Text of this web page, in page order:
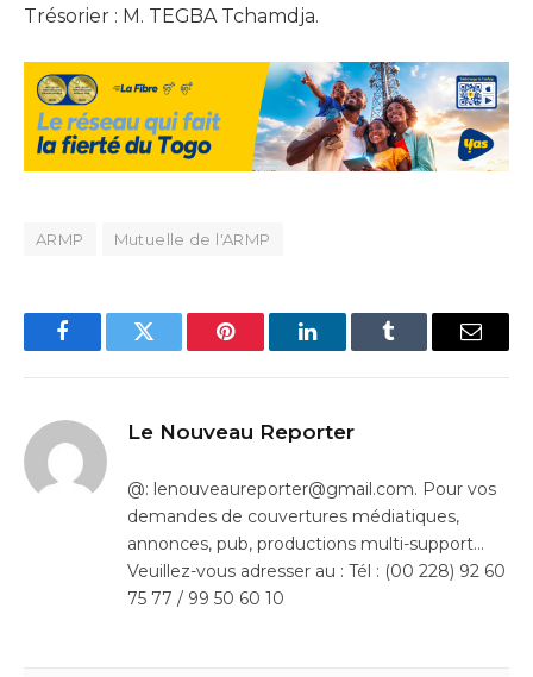
Trésorier : M. TEGBA Tchamdja.
ARMP Mutuelle de l'ARMP
FacebookTwitter Pinterest LinkedInTumblr Email
Le Nouveau Reporter
@: lenouveaureporter@gmail.com. Pour vos
demandes de couvertures médiatiques,
annonces, pub, productions multi-support…
Veuillez-vous adresser au : Tél : (00 228) 92 60
75 77 / 99 50 60 10